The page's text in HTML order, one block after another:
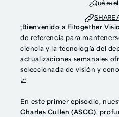
¿Qué es
SHARE
¡Bienvenido a Fitogether
de referencia para
ciencia y la tecnología del
actualizaciones semanales
seleccionada de visión y
📈
En este primer episodio,
Charles Cullen (ASCC),